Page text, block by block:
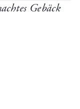
Gebäck